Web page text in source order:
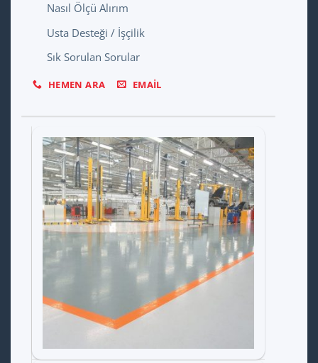
Nasıl Ölçü Alırım
Usta Desteği / İşçilik
Sık Sorulan Sorular
HEMEN ARA EMAIL